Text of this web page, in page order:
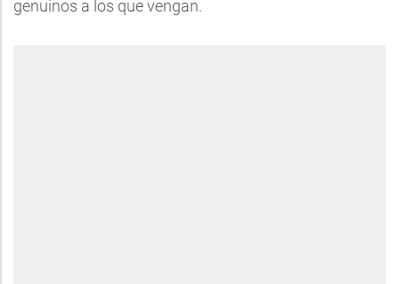
genuinos a los que vengan.